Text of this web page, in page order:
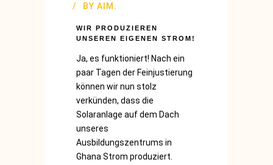
BY AIM.
WIR PRODUZIEREN
UNSEREN EIGENEN STROM!
Ja, es funktioniert! Nach ein
paar Tagen der Feinjustierung
können wir nun stolz
verkünden, dass die
Solaranlage auf dem Dach
unseres
Ausbildungszentrums in
Ghana Strom produziert.